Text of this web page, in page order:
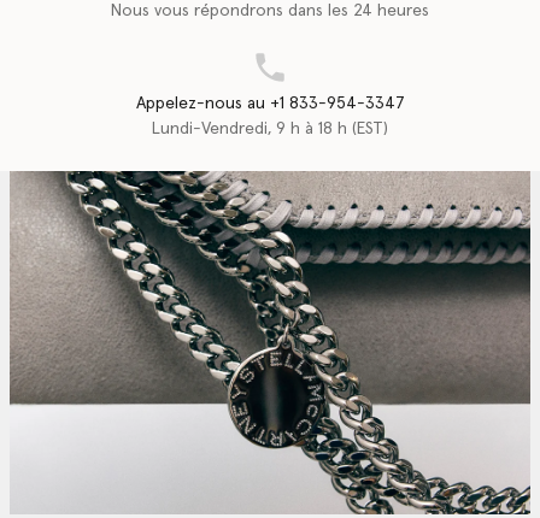
Nous vous répondrons dans les 24 heures
Appelez-nous au +1 833-954-3347
Lundi-Vendredi, 9 h à 18 h (EST)